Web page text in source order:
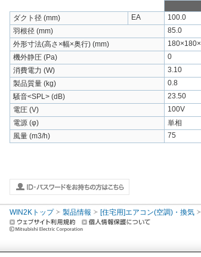
ダクト径 (mm)
EA
100.0
羽根径 (mm)
85.0
外形寸法(高さ×幅×奥行) (mm)
機外静圧 (Pa)
0
消費電力 (W)
3.10
製品質量 (kg)
0.8
騒音<SPL> (dB)
23.50
電圧 (V)
100V
電源 (φ)
単相
風量 (m3/h)
75
WIN2Kトップ 製品情報 [住宅用]エアコン(空調)・換気